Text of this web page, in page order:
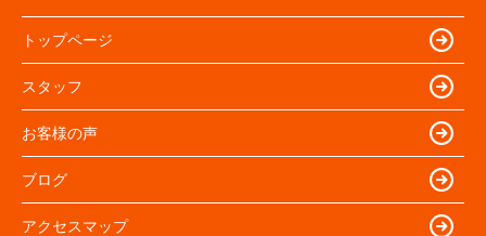
トップページ
スタッフ
お客様の声
ブログ
アクセスマップ